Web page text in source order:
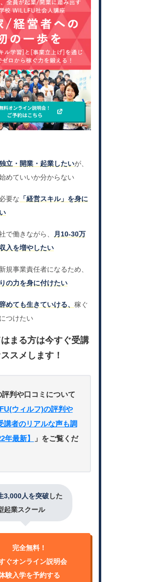
立・開業・起業したいが、
めていいか分からない
要な 「経営スキル」を身に
で働きながら、
月10-30万
入を増やしたい
規事業責任者になるため、
の力を身に付けたい
めても生きていける、 稼ぐ
つけたい
まる方は今すぐ受講
スメします！
判や口コミについて
ウィルフ)の評判や
講者のリアルな声も調
年最新】
」をご覧くだ
3,000人を突破した
起業スクール
完全無料！
ぐオンライン説明会
験入学を予約する